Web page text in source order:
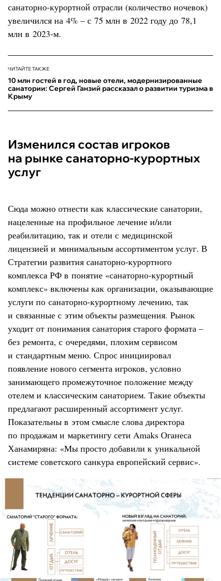
санаторно-курортной отрасли (количество ночевок)
увеличился на 4% – с 75 млн в 2022 году до 78,1
млн в 2023-м.
ЧИТАЙТЕ ТАКЖЕ
10 млн гостей в год, новые отели, модернизированные
санатории: Сергей Ганзий рассказал о развитии туризма в
Крыму
Изменился состав игроков
на рынке санаторно-курортных
услуг
Сюда можно отнести как классические санатории,
нацеленные на профильное лечение и/или
реабилитацию, так и отели с медицинской
лицензией и минимальным ассортиментом услуг. В
Стратегии развития санаторно-курортного
комплекса РФ в понятие «санаторно-курортный
комплекс» включены как организации, оказывающие
услуги по санаторно-курортному лечению, так
и связанные с этим объекты размещения. Рынок
уходит от понимания санатория старого формата –
без ремонта, с очередями, плохим сервисом
и стандартным меню. Спрос инициировал
появление нового сегмента игроков, условно
занимающего промежуточное положение между
отелем и классическим санаторием. Такие объекты
предлагают расширенный ассортимент услуг.
Показательны в этом смысле слова директора
по продажам и маркетингу сети Amaks Оганеса
Ханамиряна: «Мы просто добавили к уникальной
системе советского санкура европейский сервис».